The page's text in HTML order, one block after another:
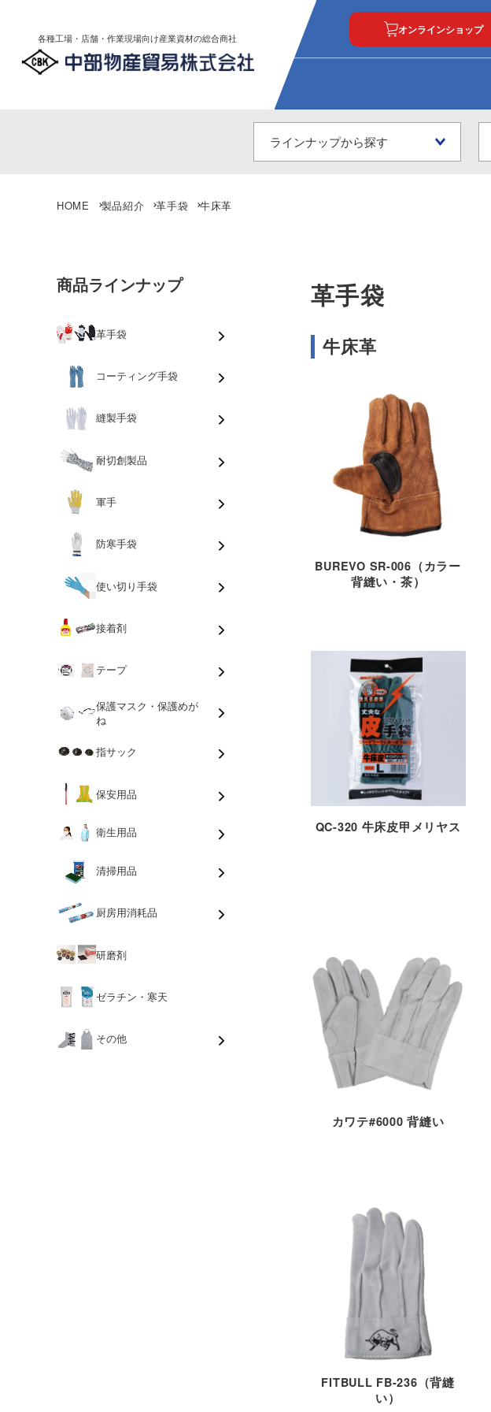
各種工場・店舗・作業現場向け産業資材の総合商社
オンラインショップ
HOME 製品紹介 革手袋 牛床革
商品ラインナップ
革手袋
コーティング手袋
縫製手袋
耐切創製品
軍手
防寒手袋
使い切り手袋
接着剤
テープ
保護マスク・保護めが
ね
指サック
保安用品
衛生用品
清掃用品
厨房用消耗品
研磨剤
ゼラチン・寒天
その他
革手袋
牛床革
BUREVO SR-006（カラー
背縫い・茶）
QC-320 牛床皮甲メリヤス
カワテ#6000 背縫い
FITBULL FB-236（背縫
い）